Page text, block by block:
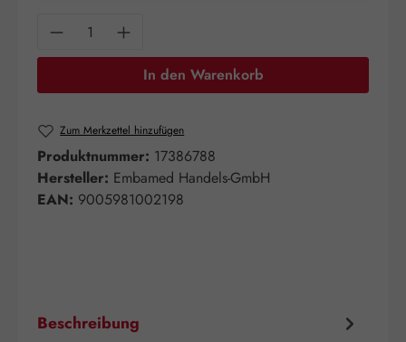
Produkt Anzahl: Gib den gewünschten
In den Warenkorb
Zum Merkzettel hinzufügen
Produktnummer: 17386788
Hersteller: Embamed Handels-GmbH
EAN: 9005981002198
Beschreibung